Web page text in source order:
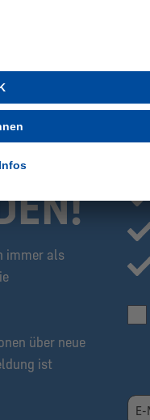
Ob als Geschenk zur
zeigt Dein
Dassler-Str. 1, 91074
immer als
über neue
ist